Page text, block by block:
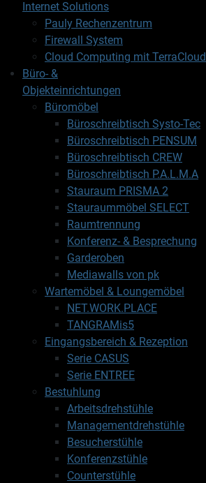
Internet Solutions
Pauly Rechenzentrum
Firewall System
Cloud Computing mit TerraCloud
Büro- &
Objekteinrichtungen
Büromöbel
Büroschreibtisch Systo-Tec
Büroschreibtisch PENSUM
Büroschreibtisch CREW
Büroschreibtisch P.A.L.M.A
Stauraum PRISMA 2
Stauraummöbel SELECT
Raumtrennung
Konferenz- & Besprechung
Garderoben
Mediawalls von pk
Wartemöbel & Loungemöbel
NET.WORK.PLACE
TANGRAMis5
Eingangsbereich & Rezeption
Serie CASUS
Serie ENTREE
Bestuhlung
Arbeitsdrehstühle
Managementdrehstühle
Besucherstühle
Konferenzstühle
Counterstühle